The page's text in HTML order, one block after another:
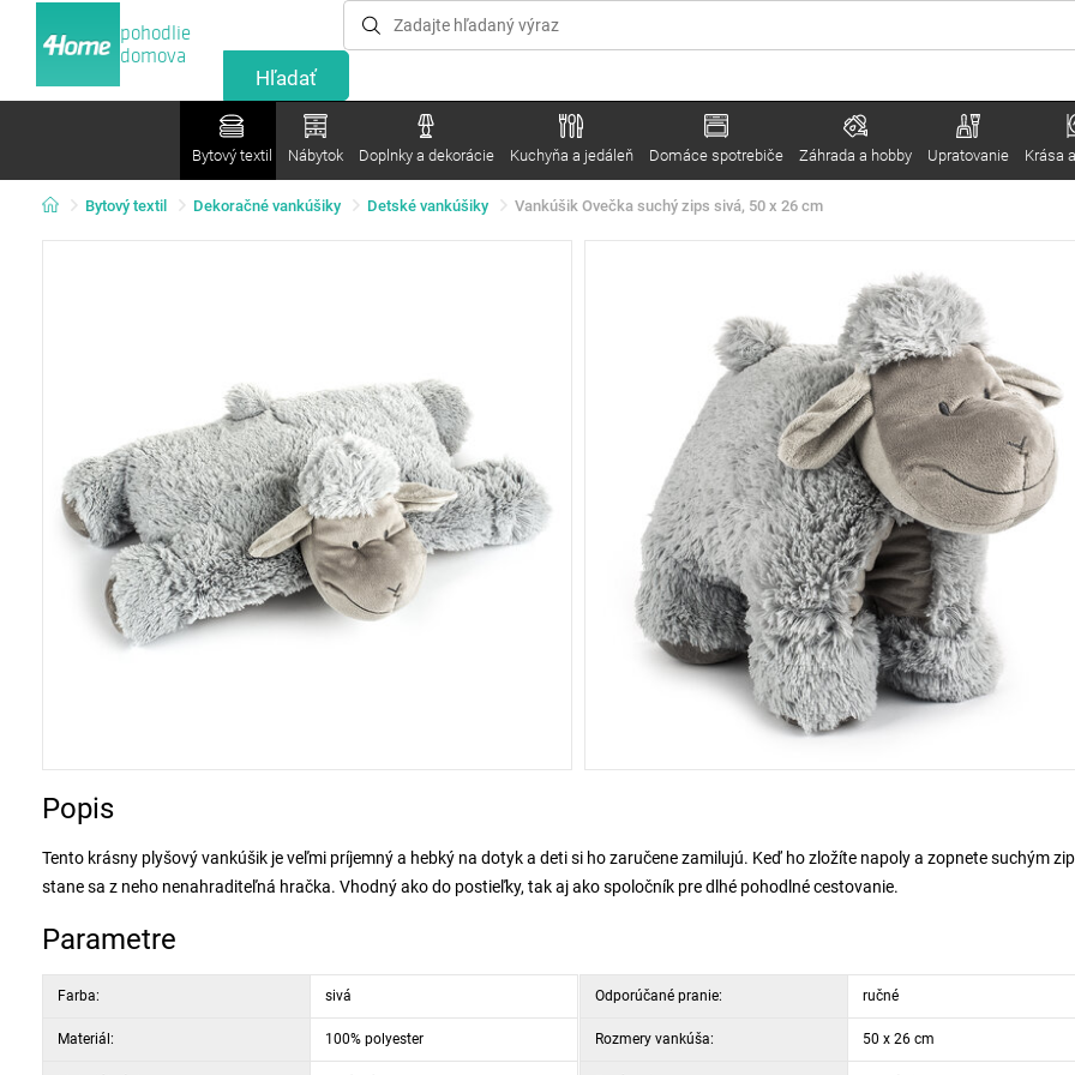
pohodlie
domova
Bytový textil Nábytok Doplnky a dekorácie Kuchyňa a jedáleň Domáce spotrebiče Záhrada a hobby Upratovanie Krása
Bytový textil Dekoračné vankúšiky Detské vankúšiky Vankúšik Ovečka suchý zips sivá, 50 x 26 cm
Popis
Tento krásny plyšový vankúšik je veľmi príjemný a hebký na dotyk a deti si ho zaručene zamilujú. Keď ho zložíte napoly a zopnete suchým
stane sa z neho nenahraditeľná hračka. Vhodný ako do postieľky, tak aj ako spoločník pre dlhé pohodlné cestovanie.
Parametre
Farba: sivá
Materiál: 100% polyester
Odporúčané pranie: ručné
Rozmery vankúša: 50 x 26 cm